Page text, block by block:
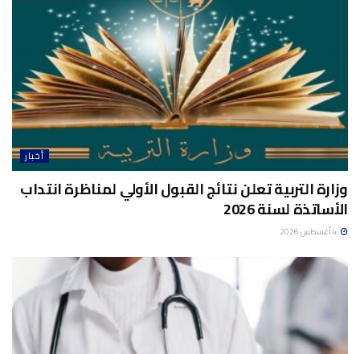
أخبار
وزارة التربية تعلن نتائج القبول الأولي لمناظرة انتداب
الأساتذة لسنة 2026